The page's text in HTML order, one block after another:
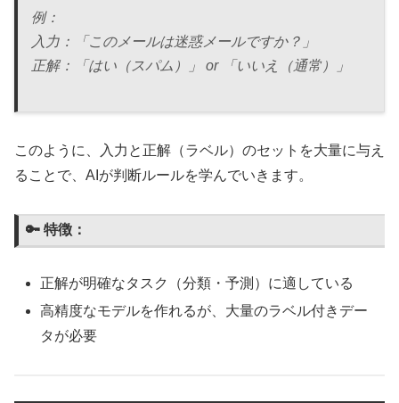
例：
入力：「このメールは迷惑メールですか？」
正解：「はい（スパム）」 or 「いいえ（通常）」
このように、入力と正解（ラベル）のセットを大量に与え
ることで、AIが判断ルールを学んでいきます。
🔑 特徴：
正解が明確なタスク（分類・予測）に適している
高精度なモデルを作れるが、大量のラベル付きデー
タが必要